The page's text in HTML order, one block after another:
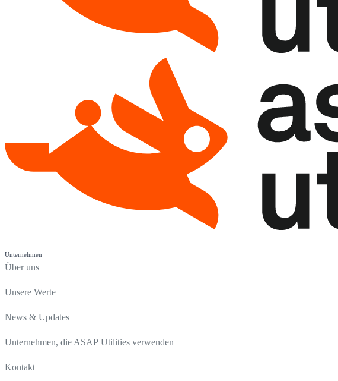
Unternehmen
Über uns
Unsere Werte
News & Updates
Unternehmen, die ASAP Utilities verwenden
Kontakt